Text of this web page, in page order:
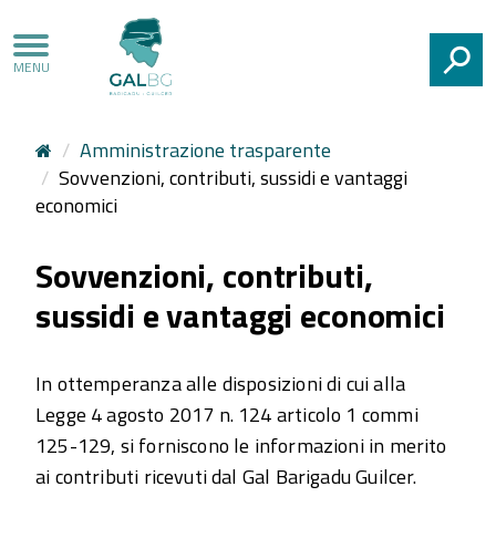
Amministrazione trasparente
Sovvenzioni, contributi, sussidi e vantaggi
economici
Sovvenzioni, contributi,
sussidi e vantaggi economici
In ottemperanza alle disposizioni di cui alla
Legge 4 agosto 2017 n. 124 articolo 1 commi
125-129, si forniscono le informazioni in merito
ai contributi ricevuti dal Gal Barigadu Guilcer.